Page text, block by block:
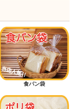
食パン袋